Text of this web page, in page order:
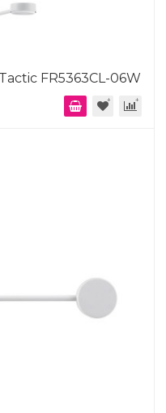
FR5363CL-06W